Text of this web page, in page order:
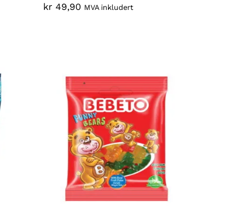
kr 49,90 MVA inkludert
kr 49,90